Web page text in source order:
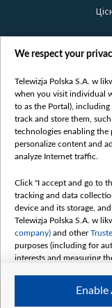
We respect your
Telewizja Polska S.A. w
when you visit individual
to as the Portal),
track and store them,
technologies enabling the
personalize content and
analyze Internet traffic.
Click "I accept and go to
tracking and data
device and its storage,
Telewizja Polska S.A. w
company) and other
purposes (including for
interests and measuring
The purposes of
follows: